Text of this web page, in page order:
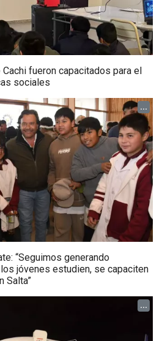
fueron capacitados para el
sociales
...
“Seguimos generando
jóvenes estudien, se capaciten
Salta”
...